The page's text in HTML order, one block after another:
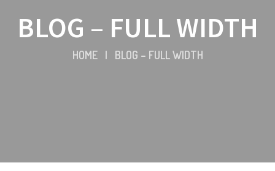
BLOG – FULL WIDTH
HOME | BLOG – FULL WIDTH